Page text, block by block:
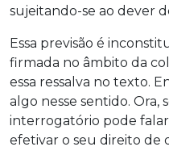
sujeitando-se ao dever
Essa previsão é
firmada no âmbito da
essa ressalva no texto.
algo nesse sentido. Ora,
interrogatório pode
efetivar o seu direito de